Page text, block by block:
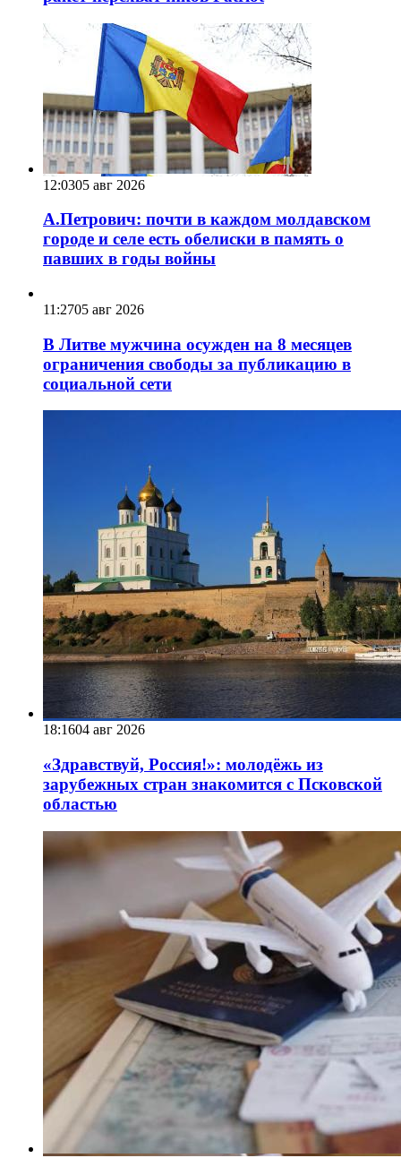
12:0305 авг 2026
А.Петрович: почти в каждом молдавском
городе и селе есть обелиски в память о
павших в годы войны
11:2705 авг 2026
В Литве мужчина осужден на 8 месяцев
ограничения свободы за публикацию в
социальной сети
18:1604 авг 2026
«Здравствуй, Россия!»: молодёжь из
зарубежных стран знакомится с Псковской
областью